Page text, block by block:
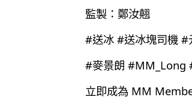
監製：鄭汝翹
#送冰 #送冰塊司機 #
#麥景朗 #MM_Long
立即成為 MM